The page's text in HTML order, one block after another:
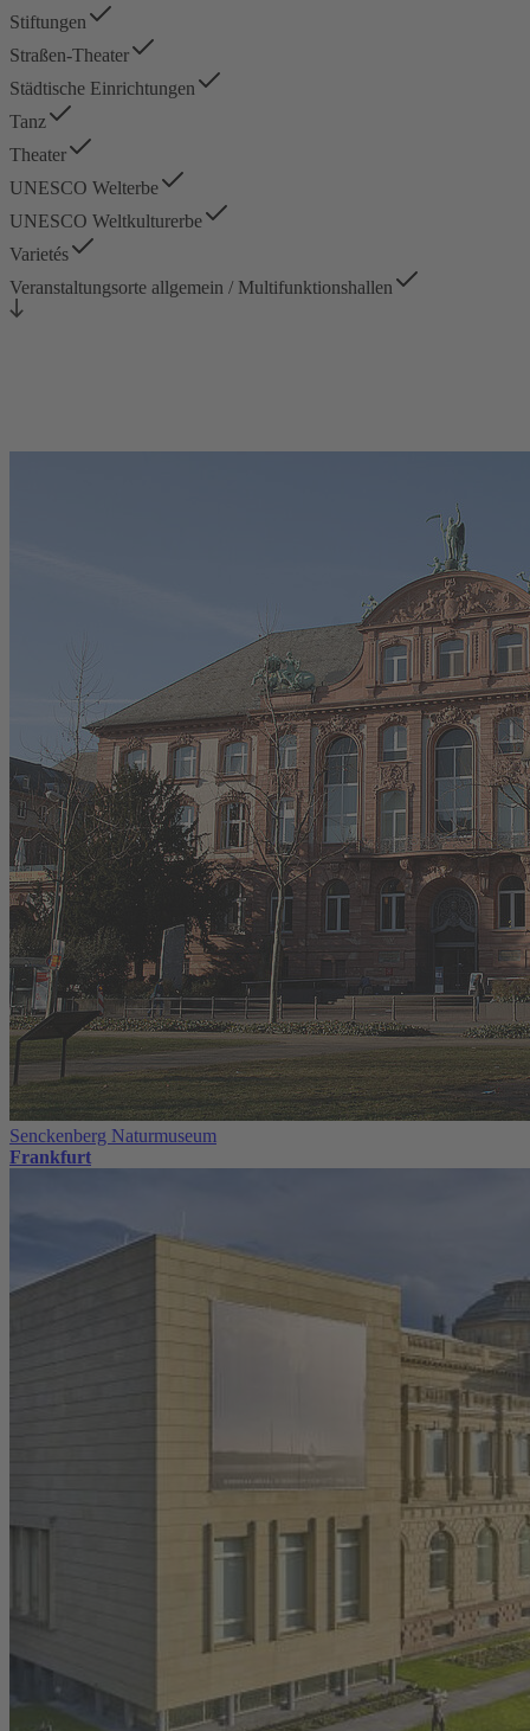
Stiftungen
Straßen-Theater
Städtische Einrichtungen
Tanz
Theater
UNESCO Welterbe
UNESCO Weltkulturerbe
Varietés
Veranstaltungsorte allgemein / Multifunktionshallen
Senckenberg Naturmuseum
Frankfurt